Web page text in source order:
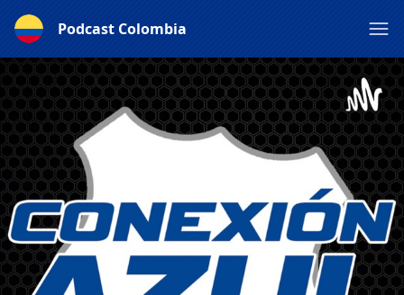
Podcast Colombia